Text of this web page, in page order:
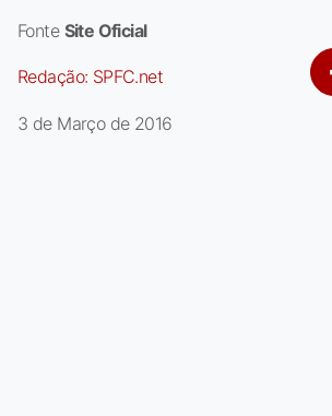
Fonte Site Oficial
Redação: SPFC.net
3 de Março de 2016